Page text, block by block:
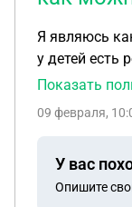
Я являюсь кандидатом в опекуны Своих внуков, я собираю
у детей есть
Показать
09 февраля,
У вас
Опишите